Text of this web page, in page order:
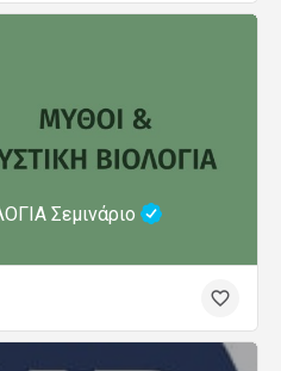
Σεμινάριο